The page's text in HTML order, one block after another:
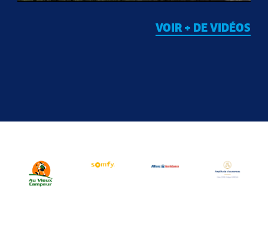
VOIR + DE VIDÉOS